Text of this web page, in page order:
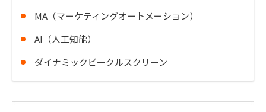
MA（マーケティングオートメーション）
AI（人工知能）
ダイナミックビークルスクリーン